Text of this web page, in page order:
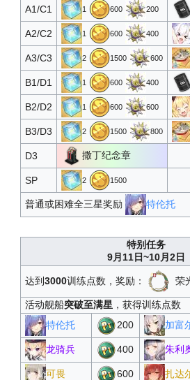
27 14000 驱逐
28 15000 龙骑
29 20000 随机
25000 高级
30000 心智
35000 随机
40000
34 45000
35 50000 随机
龙骑兵
38 80000 威斯
39 100000 威斯
A1/C1
1 600 200
A2/C2 1 600 400
A3/C3 2 1500 600
B1/D1 1 600 400
B2/D2 1 600 600
B3/D3 2 1500 800
D3 撒丁纪念章
SP 2 1500
普通或困难全三星奖励 特伦托
特别任务
9月11日~10月2日
达到3000训练点数，奖励： 荣
活动舰船突破至满星，获得训练点数
特伦托
200 加富
龙骑兵 400 朱利
可畏 600 扎达